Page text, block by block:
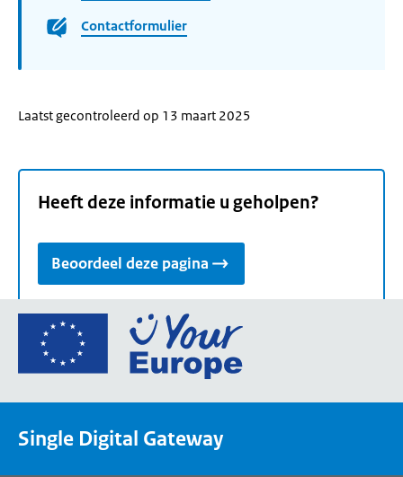
Contactformulier
Laatst gecontroleerd op 13 maart 2025
Heeft deze informatie u geholpen?
Beoordeel deze pagina
Ga
de
Single Digital Gateway